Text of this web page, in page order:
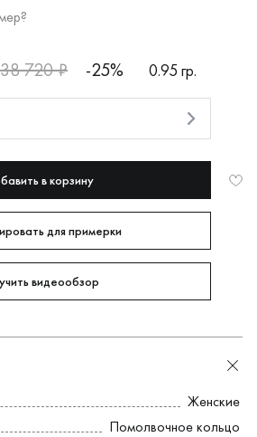
38 720 ₽ -25%
0.95 гр.
в корзину
для примерки
видеообзор
Женские
Помолвочное кольцо